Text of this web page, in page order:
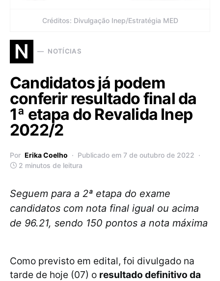
Créditos: Divulgação Inep/Estratégia MED
N NOTÍCIAS
Candidatos já podem
conferir resultado final da
1ª etapa do Revalida Inep
2022/2
Por Erika Coelho
Publicado em 7 de outubro de 2022
2 minutos de leitura
Seguem para a 2ª etapa do exame
candidatos com nota final igual ou acima
de 96.21, sendo 150 pontos a nota máxima
Como previsto em edital, foi divulgado na
tarde de hoje (07) o resultado definitivo da